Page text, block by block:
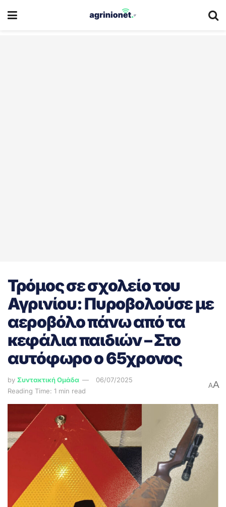
Τρόμος σε σχολείο του
Αγρινίου: Πυροβολούσε με
αεροβόλο πάνω από τα
κεφάλια παιδιών – Στο
αυτόφωρο ο 65χρονος
by Συντακτική Ομάδα
06/07/2025
Reading Time: 1 min read
AA